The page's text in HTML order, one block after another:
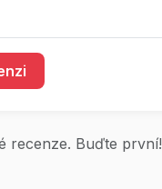
recenze. Buďte první!